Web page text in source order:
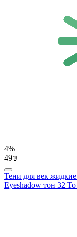
4%
49₪
Тени для век
Eyeshadow тон 32